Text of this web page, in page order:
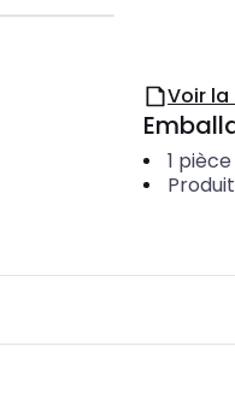
Voir
1 pièce